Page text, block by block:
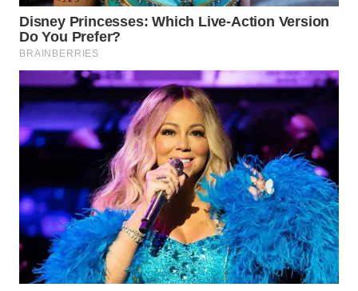
Wahana
Media
Group
WAHANA
NEWS
WAHANA
WAHANA
ADVOKAT
WAHANA
INFRASTRUKTUR